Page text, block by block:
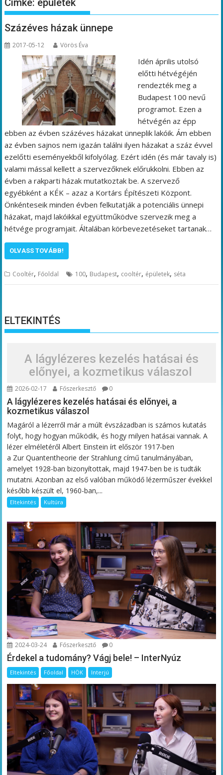
Címke: épületek
Százéves házak ünnepe
2017-05-12 Vörös Éva
Idén április utolsó
előtti hétvégéjén
rendezték meg a
Budapest 100 nevű
programot. Ezen a
hétvégén az épp
ebben az évben százéves házakat ünneplik lakóik. Ám ebben
az évben sajnos nem igazán találni ilyen házakat a száz évvel
ezelőtti eseményekből kifolyólag. Ezért idén (és már tavaly is)
valami mással kellett a szervezőknek előrukkolni. Ebben az
évben a rakparti házak mutatkoztak be. A szervező
egyébként a KÉK – azaz a Kortárs Építészeti Központ.
Önkénteseik minden évben felkutatják a potenciális ünnepi
házakat, majd lakóikkal együttműködve szervezik meg a
hétvége programjait. Általában körbevezetéseket tartanak…
OLVASS TOVÁBB!
Cooltér, Főoldal 100, Budapest, cooltér, épületek, séta
ELTEKINTÉS
A lágylézeres kezelés hatásai és
előnyei, a kozmetikus válaszol
2026-02-17 Főszerkesztő 0
A lágylézeres kezelés hatásai és előnyei, a
kozmetikus válaszol
Magáról a lézerről már a múlt évszázadban is számos kutatás
folyt, hogy hogyan működik, és hogy milyen hatásai vannak. A
lézer elméletéről Albert Einstein írt először 1917-ben
a Zur Quantentheorie der Strahlung című tanulmányában,
amelyet 1928-ban bizonyítottak, majd 1947-ben be is tudták
mutatni. Azonban az első valóban működő lézerműszer évekkel
később készült el, 1960-ban,...
Eltekintés Kultúra
2024-03-24 Főszerkesztő 0
Érdekel a tudomány? Vágj bele! – InterNyúz
Eltekintés Főoldal HÖK Interjú